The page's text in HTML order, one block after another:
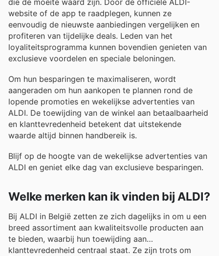
website of de app te raadplegen, kunnen ze
eenvoudig de nieuwste aanbiedingen vergelijken en
profiteren van tijdelijke deals. Leden van het
loyaliteitsprogramma kunnen bovendien genieten van
exclusieve voordelen en speciale beloningen.
Om hun besparingen te maximaliseren, wordt
aangeraden om hun aankopen te plannen rond de
lopende promoties en wekelijkse advertenties van
ALDI. De toewijding van de winkel aan betaalbaarheid
en klanttevredenheid betekent dat uitstekende
waarde altijd binnen handbereik is.
Blijf op de hoogte van de wekelijkse advertenties van
ALDI en geniet elke dag van exclusieve besparingen.
Welke merken kan ik vinden bij ALDI?
Bij ALDI in België zetten ze zich dagelijks in om u een
breed assortiment aan kwaliteitsvolle producten aan
te bieden, waarbij hun toewijding aan
klanttevredenheid centraal staat. Ze zijn trots om